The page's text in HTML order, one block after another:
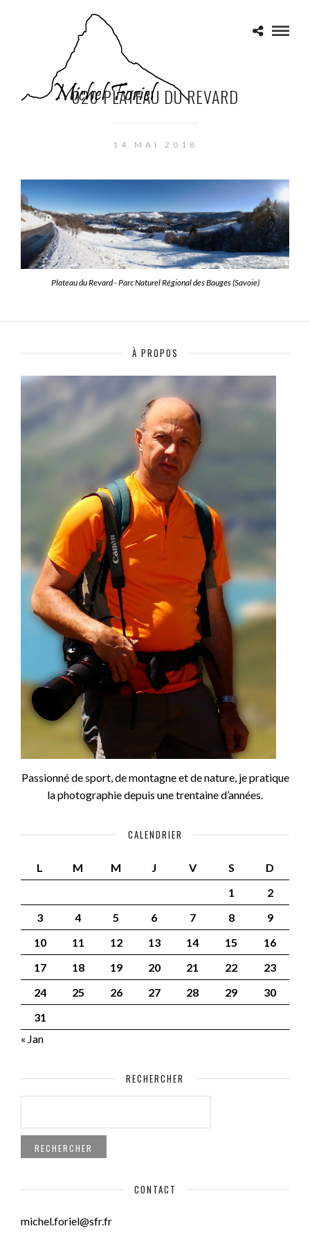
020 PLATEAU DU REVARD
14 MAI 2018
Plateau du Revard - Parc Naturel Régional des Bauges (Savoie)
À PROPOS
Passionné de sport, de montagne et de nature, je pratique
la photographie depuis une trentaine d’années.
CALENDRIER
L M M J V S
D
1
2
3
4 5 6 7 8
9
10
11 12 13 14 15
16
17
18 19 20 21 22
23
24
25 26 27 28 29
30
31
« Jan
RECHERCHER
CONTACT
michel.foriel@sfr.fr